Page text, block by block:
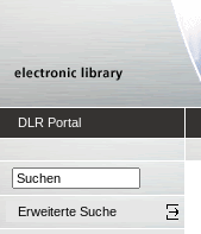
DLR Portal
Erweiterte Suche